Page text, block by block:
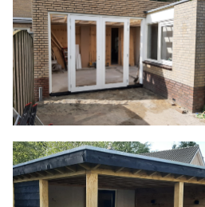
VERANDA VAN EIKENHOUT